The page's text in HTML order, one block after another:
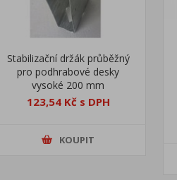
Stabilizační držák průběžný
pro podhrabové desky
vysoké 200 mm
123,54 Kč s DPH
KOUPIT